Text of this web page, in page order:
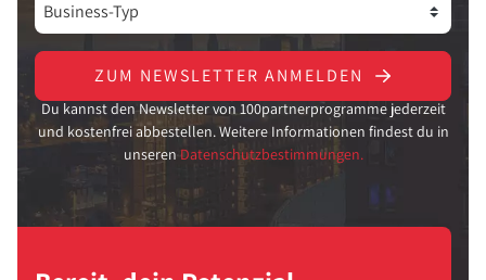
ZUM NEWSLETTER ANMELDEN
Du kannst den Newsletter von 100partnerprogramme jederzeit
und kostenfrei abbestellen. Weitere Informationen findest du in
unseren Datenschutzbestimmungen.